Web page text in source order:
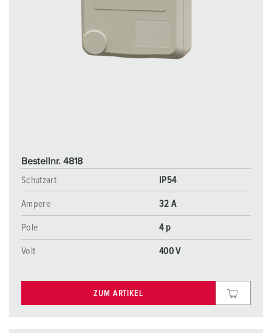
Bestellnr. 4818
Schutzart
IP54
Ampere 32 A
Pole 4 p
Volt 400 V
ZUM ARTIKEL